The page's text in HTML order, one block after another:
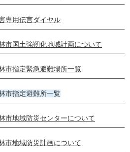
専用伝言ダイヤル
市国土強靭化地域計画について
市指定緊急避難場所一覧
市指定避難所一覧
市地域防災センターについて
市地域防災計画について